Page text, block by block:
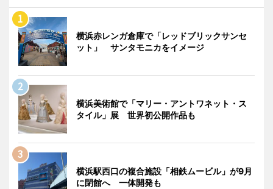
横浜赤レンガ倉庫で「レッドブリックサンセ
ット」 サンタモニカをイメージ
横浜美術館で「マリー・アントワネット・ス
タイル」展 世界初公開作品も
横浜駅西口の複合施設「相鉄ムービル」が9月
に閉館へ 一体開発も